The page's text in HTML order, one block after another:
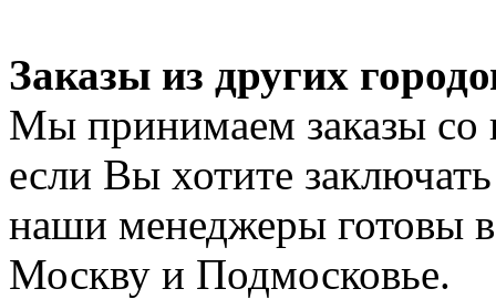
Заказы из других
Мы принимаем заказы со
если Вы хотите
наши менеджеры готовы
Москву и Подмосковье.